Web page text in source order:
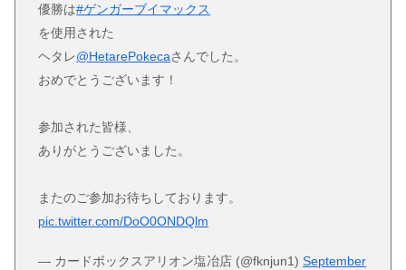
優勝は#ゲンガーブイマックス
を使用された
ヘタレ@HetarePokecaさんでした。
おめでとうございます！
参加された皆様、
ありがとうございました。
またのご参加お待ちしております。
pic.twitter.com/DoO0ONDQlm
— カードボックスアリオン塩冶店 (@fknjun1)September